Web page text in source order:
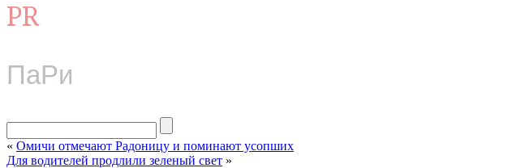
PR
ПаРи
« Омичи отмечают Радоницу и поминают усопших
Для водителей продлили зеленый свет »